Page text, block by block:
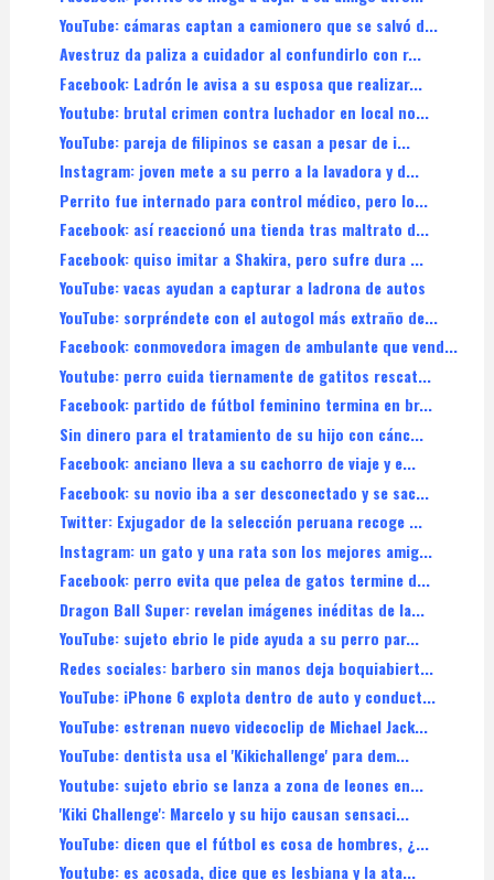
YouTube: cámaras captan a camionero que se salvó d...
Avestruz da paliza a cuidador al confundirlo con r...
Facebook: Ladrón le avisa a su esposa que realizar...
Youtube: brutal crimen contra luchador en local no...
YouTube: pareja de filipinos se casan a pesar de i...
Instagram: joven mete a su perro a la lavadora y d...
Perrito fue internado para control médico, pero lo...
Facebook: así reaccionó una tienda tras maltrato d...
Facebook: quiso imitar a Shakira, pero sufre dura ...
YouTube: vacas ayudan a capturar a ladrona de autos
YouTube: sorpréndete con el autogol más extraño de...
Facebook: conmovedora imagen de ambulante que vend...
Youtube: perro cuida tiernamente de gatitos rescat...
Facebook: partido de fútbol feminino termina en br...
Sin dinero para el tratamiento de su hijo con cánc...
Facebook: anciano lleva a su cachorro de viaje y e...
Facebook: su novio iba a ser desconectado y se sac...
Twitter: Exjugador de la selección peruana recoge ...
Instagram: un gato y una rata son los mejores amig...
Facebook: perro evita que pelea de gatos termine d...
Dragon Ball Super: revelan imágenes inéditas de la...
YouTube: sujeto ebrio le pide ayuda a su perro par...
Redes sociales: barbero sin manos deja boquiabiert...
YouTube: iPhone 6 explota dentro de auto y conduct...
YouTube: estrenan nuevo videcoclip de Michael Jack...
YouTube: dentista usa el 'Kikichallenge' para dem...
Youtube: sujeto ebrio se lanza a zona de leones en...
'Kiki Challenge': Marcelo y su hijo causan sensaci...
YouTube: dicen que el fútbol es cosa de hombres, ¿...
Youtube: es acosada, dice que es lesbiana y la ata...